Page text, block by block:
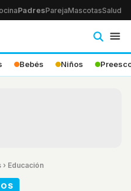
PadresParejaMascotasSalud
Bebés Niños
› Educación